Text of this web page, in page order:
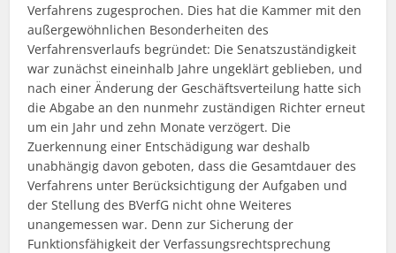
Verfahrens zugesprochen. Dies hat die Kammer mit den
außergewöhnlichen Besonderheiten des
Verfahrensverlaufs begründet: Die Senatszuständigkeit
war zunächst eineinhalb Jahre ungeklärt geblieben, und
nach einer Änderung der Geschäftsverteilung hatte sich
die Abgabe an den nunmehr zuständigen Richter erneut
um ein Jahr und zehn Monate verzögert. Die
Zuerkennung einer Entschädigung war deshalb
unabhängig davon geboten, dass die Gesamtdauer des
Verfahrens unter Berücksichtigung der Aufgaben und
der Stellung des BVerfG nicht ohne Weiteres
unangemessen war. Denn zur Sicherung der
Funktionsfähigkeit der Verfassungsrechtsprechung